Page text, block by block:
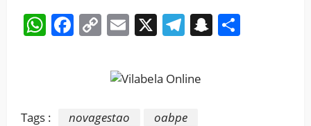
WhatsApp
Facebook
CopyEmail
X Telegram
Snapchat
Tags : novagestao
oabpe